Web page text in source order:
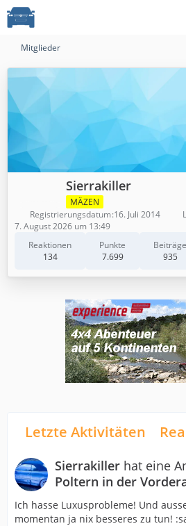
Mitglieder
Sierrakiller
MÄZEN
Reaktionen
134
Punkte
7.699
Beiträge
935
Registrierungsdatum 16. Juli 2014
7. August 2026 um 13:49
Letzte Aktivitäten
Sierrakiller hat eine
Poltern in der
Ich hasse Luxusprobleme! Und
momentan ja nix besseres zu tun!